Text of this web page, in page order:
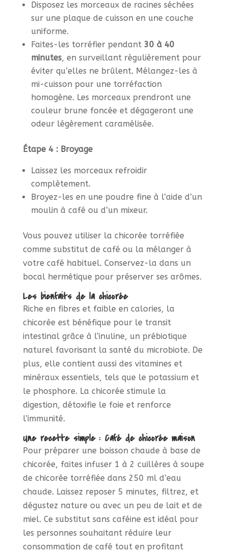
Disposez les morceaux de racines séchées
sur une plaque de cuisson en une couche
uniforme.
Faites-les torréfier pendant 30 à 40
minutes, en surveillant régulièrement pour
éviter qu’elles ne brûlent. Mélangez-les à
mi-cuisson pour une torréfaction
homogène. Les morceaux prendront une
couleur brune foncée et dégageront une
odeur légèrement caramélisée.
Étape 4 : Broyage
Laissez les morceaux refroidir
complètement.
Broyez-les en une poudre fine à l’aide d’un
moulin à café ou d’un mixeur.
Vous pouvez utiliser la chicorée torréfiée
comme substitut de café ou la mélanger à
votre café habituel. Conservez-la dans un
bocal hermétique pour préserver ses arômes.
Les bienfaits de la chicorée
Riche en fibres et faible en calories, la
chicorée est bénéfique pour le transit
intestinal grâce à l’inuline, un prébiotique
naturel favorisant la santé du microbiote. De
plus, elle contient aussi des vitamines et
minéraux essentiels, tels que le potassium et
le phosphore. La chicorée stimule la
digestion, détoxifie le foie et renforce
l’immunité.
Une recette simple : Café de chicorée maison
Pour préparer une boisson chaude à base de
chicorée, faites infuser 1 à 2 cuillères à soupe
de chicorée torréfiée dans 250 ml d’eau
chaude. Laissez reposer 5 minutes, filtrez, et
dégustez nature ou avec un peu de lait et de
miel. Ce substitut sans caféine est idéal pour
les personnes souhaitant réduire leur
consommation de café tout en profitant